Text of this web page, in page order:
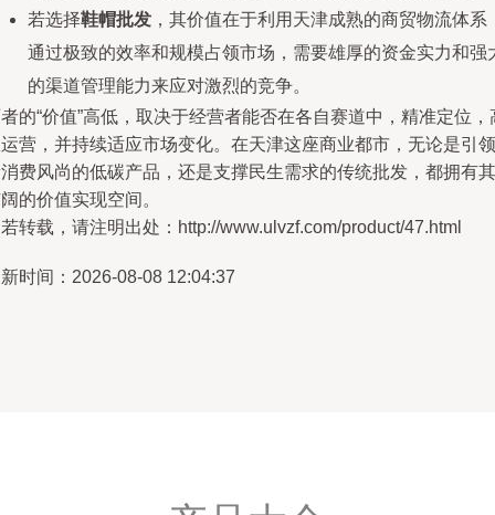
若选择鞋帽批发 ，其价值在于利用天津成熟的商贸物流体系
通过极致的效率和规模占领市场，需要雄厚的资金实力和强
的渠道管理能力来应对激烈的竞争。
的“价值”高低，取决于经营者能否在各自赛道中，精准定位，
营，并持续适应市场变化。在天津这座商业都市，无论是引领
费风尚的低碳产品，还是支撑民生需求的传统批发，都拥有其
的价值实现空间。
转载，请注明出处：http://www.ulvzf.com/product/47.html
时间：2026-08-08 12:04:37